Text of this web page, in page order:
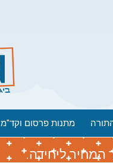
מתנות פרסום וקד"מ
המחיר ליחידה.